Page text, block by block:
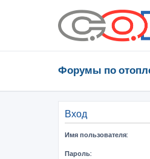
Форумы по
Вход
Имя пользователя:
Пароль: